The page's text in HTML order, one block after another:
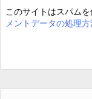
このサイトはスパム
メントデータの処理